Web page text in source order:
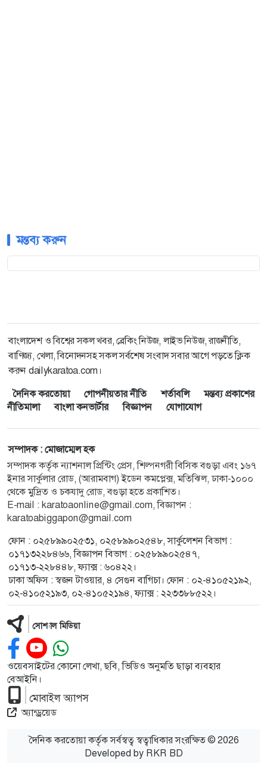
মন্তব্য করুন
বাংলাদেশ ও বিশ্বের সকল খবর, ব্রেকিং নিউজ, লাইভ নিউজ, রাজনীতি,
বাণিজ্য, খেলা, বিনোদনসহ সকল সর্বশেষ সংবাদ সবার আগে পড়তে ক্লিক
করুন dailykaratoa.com।
দৈনিক করতোয়া
গোপনীয়তার নীতি শর্তাবলি
মন্তব্য প্রকাশের
নীতিমালা
বাংলা কনভার্টার বিজ্ঞাপন যোগাযোগ
সম্পাদক : মোজাম্মেল হক
সম্পাদক কর্তৃক ন্যাশনাল প্রিন্টিং প্রেস, শিল্পনগরী বিসিক বগুড়া এবং ১৬৭
ইনার সার্কুলার রোড, (আরামবাগ) ইডেন কমপ্লেক্স, মতিঝিল, ঢাকা-১০০০
থেকে মুদ্রিত ও চকযাদু রোড, বগুড়া হতে প্রকাশিত।
E-mail : karatoaonline@gmail.com, বিজ্ঞাপন :
karatoabiggapon@gmail.com
ফোন : ০২৫৮৯৯০২৫৩১, ০২৫৮৯৯০২৫৪৮, সার্কুলেশন বিভাগ :
০১৭১৩২২৮৪৬৬, বিজ্ঞাপন বিভাগ : ০২৫৮৯৯০২৫৪৭,
০১৭১৩-২২৮৪৪৮, ফ্যাক্স : ৬০৪২২।
ঢাকা অফিস : স্বজন টাওয়ার, ৪ সেগুন বাগিচা। ফোন : ০২-৪১০৫২১৯২,
০২-৪১০৫২১৯৩, ০২-৪১০৫২১৯৪, ফ্যাক্স : ২২৩৩৮৮৫২২।
সোশ্যাল মিডিয়া
ওয়েবসাইটের কোনো লেখা, ছবি, ভিডিও অনুমতি ছাড়া ব্যবহার
বেআইনি।
মোবাইল অ্যাপস
অ্যান্ড্রয়েড
দৈনিক করতোয়া কর্তৃক সর্বস্বত্ব স্বত্বাধিকার সংরক্ষিত © 2026
Developed by RKR BD